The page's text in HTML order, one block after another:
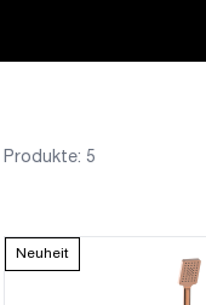
Produkte: 5
Neuheit